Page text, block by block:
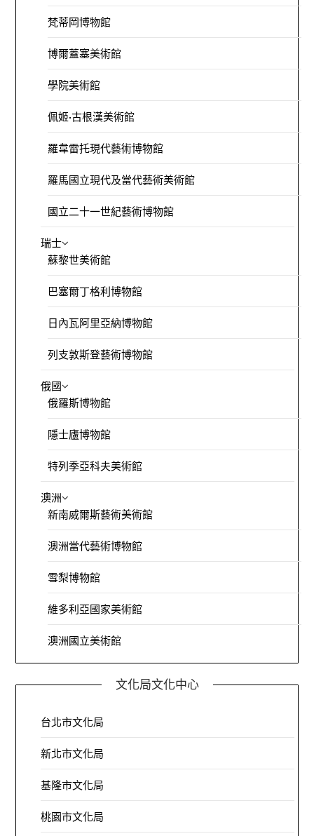
梵蒂岡博物館
博爾蓋塞美術館
學院美術館
佩姬·古根漢美術館
羅韋雷托現代藝術博物館
羅馬國立現代及當代藝術美術館
國立二十一世紀藝術博物館
瑞士
蘇黎世美術館
巴塞爾丁格利博物館
日內瓦阿里亞納博物館
列支敦斯登藝術博物館
俄國
俄羅斯博物館
隱士廬博物館
特列季亞科夫美術館
澳洲
新南威爾斯藝術美術館
澳洲當代藝術博物館
雪梨博物館
維多利亞國家美術館
澳洲國立美術館
文化局文化中心
台北市文化局
新北市文化局
基隆市文化局
桃園市文化局